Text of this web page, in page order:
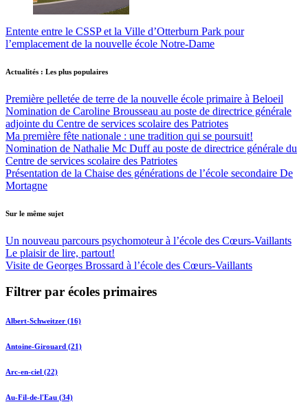
Entente entre le CSSP et la Ville d’Otterburn Park pour
l’emplacement de la nouvelle école Notre-Dame
Actualités : Les plus populaires
Première pelletée de terre de la nouvelle école primaire à Beloeil
Nomination de Caroline Brousseau au poste de directrice générale
adjointe du Centre de services scolaire des Patriotes
Ma première fête nationale : une tradition qui se poursuit!
Nomination de Nathalie Mc Duff au poste de directrice générale du
Centre de services scolaire des Patriotes
Présentation de la Chaise des générations de l’école secondaire De
Mortagne
Sur le même sujet
Un nouveau parcours psychomoteur à l’école des Cœurs-Vaillants
Le plaisir de lire, partout!
Visite de Georges Brossard à l’école des Cœurs-Vaillants
Filtrer par écoles primaires
Albert-Schweitzer (16)
Antoine-Girouard (21)
Arc-en-ciel (22)
Au-Fil-de-l'Eau (34)